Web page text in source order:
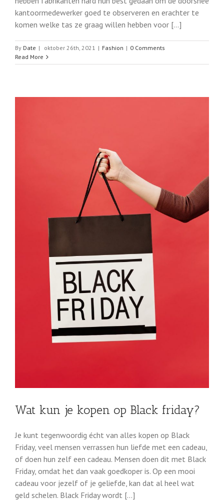
kantoormedewerker goed te observeren en erachter te
komen welke tas ze graag willen hebben voor [...]
By Date | oktober 26th, 2021 | Fashion | 0 Comments
Read More
Wat kun je kopen op Black friday?
Je kunt tegenwoordig écht van alles kopen op Black
Friday, veel mensen verrassen hun liefde met een cadeau,
of doen hun zelf een cadeau. Mensen doen dit met Black
Friday, omdat het dan vaak goedkoper is. Op een mooi
cadeau voor jezelf of je geliefde, kan dat al heel wat
geld schelen. Black Friday wordt [...]